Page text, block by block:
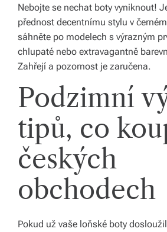
Nebojte se nechat boty vyniknout!
přednost decentnímu stylu v
sáhněte po modelech s výrazným
chlupaté nebo extravagantně
Zahřejí a pozornost je zaručena.
Podzimní
tipů, co
českých
obchodech
Pokud už vaše loňské boty